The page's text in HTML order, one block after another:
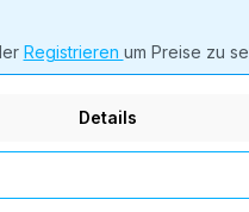
Registrieren um Preise zu
Details